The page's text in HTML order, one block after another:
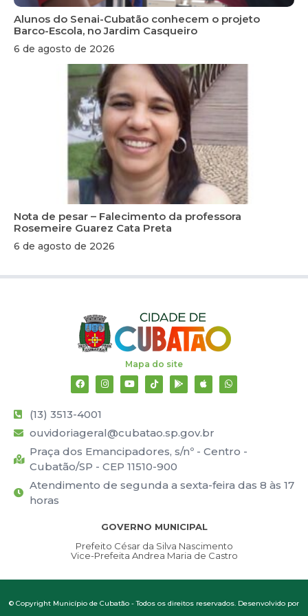
Alunos do Senai-Cubatão conhecem o projeto
Barco-Escola, no Jardim Casqueiro
6 de agosto de 2026
Nota de pesar – Falecimento da professora
Rosemeire Guarez Cata Preta
6 de agosto de 2026
Mapa do site
(13) 3513-4001
ouvidoriageral@cubatao.sp.gov.br
Praça dos Emancipadores, s/nº - Centro -
Cubatão/SP - CEP 11510-900
Atendimento de segunda a sexta-feira das 8 às 17
horas
GOVERNO MUNICIPAL
Prefeito César da Silva Nascimento
Vice-Prefeita Andrea Maria de Castro
© Copyright Município de Cubatão - Todos os direitos reservados. Desenvolvido por